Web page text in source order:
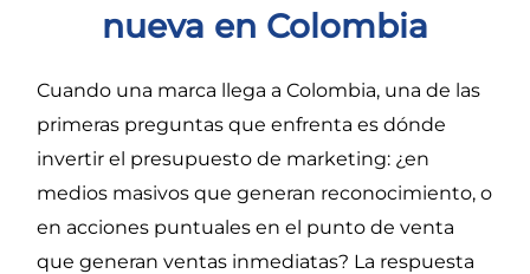
nueva en Colombia
Cuando una marca llega a Colombia, una de las
primeras preguntas que enfrenta es dónde
invertir el presupuesto de marketing: ¿en
medios masivos que generan reconocimiento, o
en acciones puntuales en el punto de venta
que generan ventas inmediatas? La respuesta